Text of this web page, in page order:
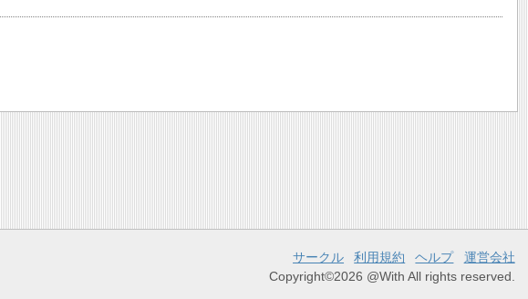
サークル 利用規約 ヘルプ
運営会社
Copyright©2026 @With All rights reserved.